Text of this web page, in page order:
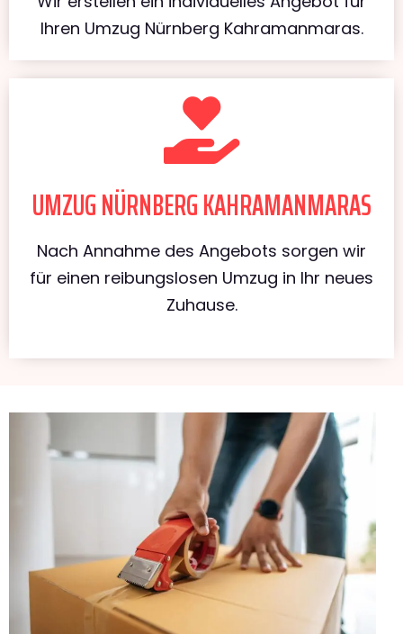
Ihren Umzug Nürnberg Kahramanmaras.
UMZUG NÜRNBERG KAHRAMANMARAS
Nach Annahme des Angebots sorgen wir
für einen reibungslosen Umzug in Ihr neues
Zuhause.